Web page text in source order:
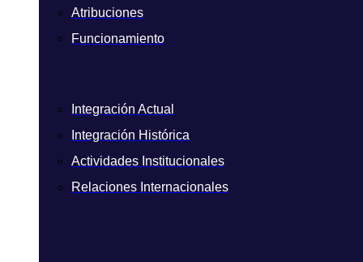
Atribuciones
Funcionamiento
Integración Actual
Integración Histórica
Actividades Institucionales
Relaciones Internacionales